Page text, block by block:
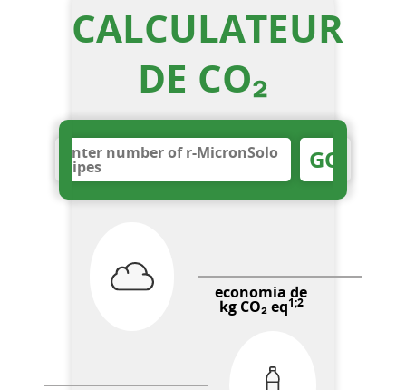
CALCULATEUR
DE CO₂
GO
economia de
kg CO₂ eq1;2